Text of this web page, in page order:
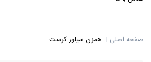
صفحه اصلی همزن سیلور کرست